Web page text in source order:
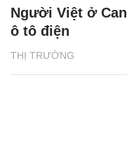
THỊ TRƯỜNG
Người Việt ở
ô tô điện